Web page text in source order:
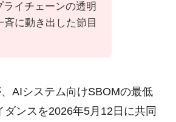
ライチェーンの透明
斉に動き出した節目
AIシステム向けSBOMの最低
ダンスを2026年5月12日に共同